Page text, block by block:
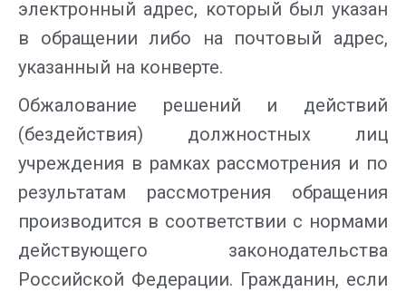
электронный адрес, который был указан
в обращении либо на почтовый адрес,
указанный на конверте.
Обжалование решений и действий
(бездействия) должностных лиц
учреждения в рамках рассмотрения и по
результатам рассмотрения обращения
производится в соответствии с нормами
действующего законодательства
Российской Федерации. Гражданин, если